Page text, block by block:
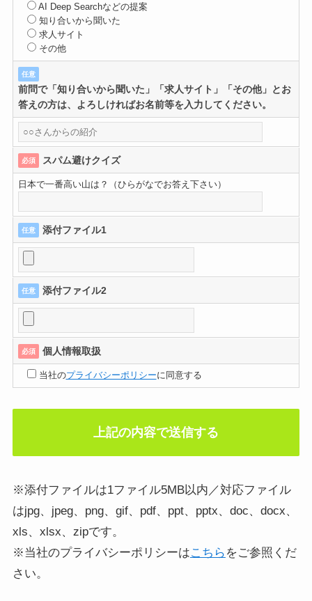
AI Deep Searchなどの提案
知り合いから聞いた
求人サイト
その他
任意
前問で「知り合いから聞いた」「求人サイト」「その他」とお
答えの方は、よろしければお名前等を入力してください。
必須 スパム避けクイズ
日本で一番高い山は？（ひらがなでお答え下さい）
任意 添付ファイル1
任意 添付ファイル2
必須 個人情報取扱
当社のプライバシーポリシーに同意する
※添付ファイルは1ファイル5MB以内／対応ファイル
はjpg、jpeg、png、gif、pdf、ppt、pptx、doc、docx、
xls、xlsx、zipです。
※当社のプライバシーポリシーはこちら をご参照くだ
さい。